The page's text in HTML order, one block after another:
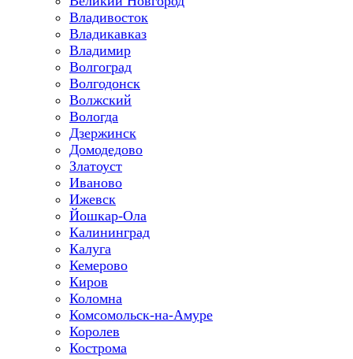
Владивосток
Владикавказ
Владимир
Волгоград
Волгодонск
Волжский
Вологда
Дзержинск
Домодедово
Златоуст
Иваново
Ижевск
Йошкар-Ола
Калининград
Калуга
Кемерово
Киров
Коломна
Комсомольск-на-Амуре
Королев
Кострома